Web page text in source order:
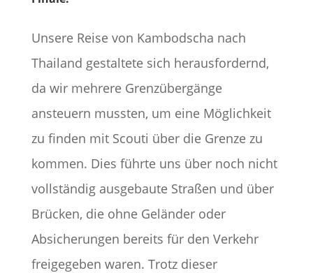
Unsere Reise von Kambodscha nach
Thailand gestaltete sich herausfordernd,
da wir mehrere Grenzübergänge
ansteuern mussten, um eine Möglichkeit
zu finden mit Scouti über die Grenze zu
kommen. Dies führte uns über noch nicht
vollständig ausgebaute Straßen und über
Brücken, die ohne Geländer oder
Absicherungen bereits für den Verkehr
freigegeben waren. Trotz dieser